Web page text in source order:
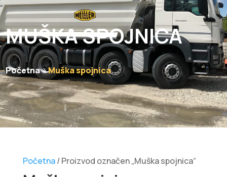
MUŠKA SPOJNICA
Početna Muška spojnica
Početna/ Proizvod označen „Muška spojnica“